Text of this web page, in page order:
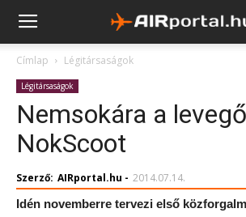
Címlap Légitársaságok
Légitársaságok
Nemsokára a
NokScoot
Szerző: AIRportal.hu - 2014.07.14.
Idén novemberre tervezi első